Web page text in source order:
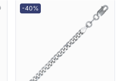
-40%